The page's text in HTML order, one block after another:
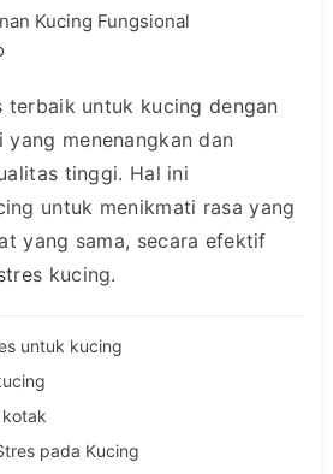
Kucing Fungsional
terbaik untuk kucing dengan
yang menenangkan dan
tinggi. Hal ini
untuk menikmati rasa yang
yang sama, secara efektif
kucing.
untuk kucing
pada Kucing